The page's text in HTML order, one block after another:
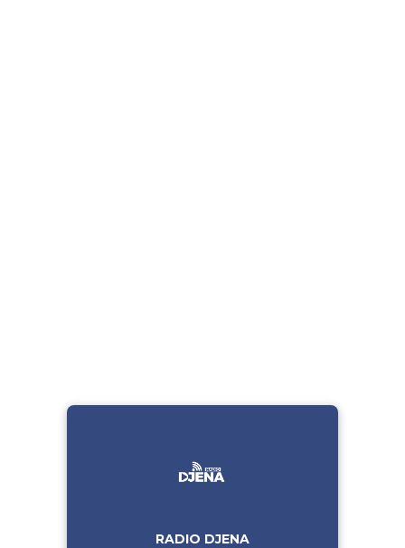
RADIO DJENA